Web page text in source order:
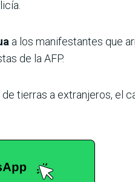
a los manifestantes que
de la AFP.
tierras a extranjeros, el